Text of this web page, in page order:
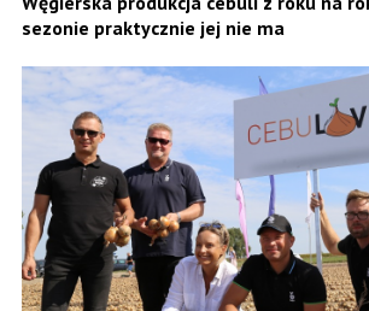
sezonie praktycznie jej nie ma